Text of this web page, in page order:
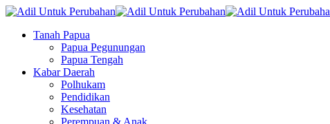
Tanah Papua
Papua Pegunungan
Papua Tengah
Kabar Daerah
Polhukam
Pendidikan
Kesehatan
Perempuan & Anak